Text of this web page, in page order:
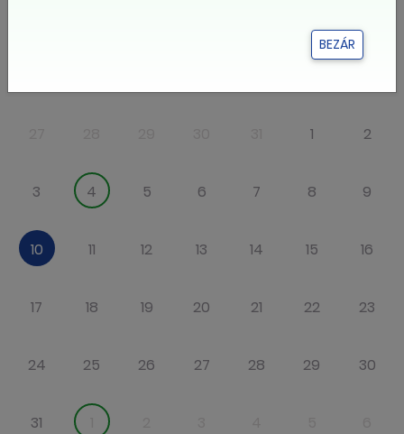
1 2
3 4 5 6 7 8 9
10 11 12 13 14 15 16
17 18 19 20 21 22 23
24 25 26 27 28 29 30
31
BEZÁR